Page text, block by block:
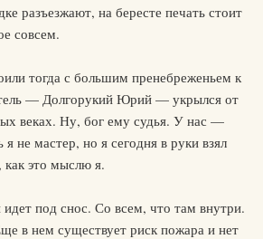
разъезжают, на бересте печать стоит
совсем.
тогда с большим пренебреженьем к
— Долгорукий Юрий — укрылся от
веках. Ну, бог ему судья. У нас —
не мастер, но я сегодня в руки взял
как это мыслю я.
под снос. Со всем, что там внутри.
в нем существует риск пожара и нет